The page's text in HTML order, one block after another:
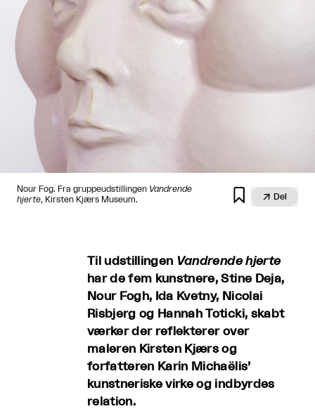
Nour Fog. Fra gruppeudstillingen Vandrende
hjerte, Kirsten Kjærs Museum.   Del
Til udstillingen Vandrende hjerte
har de fem kunstnere, Stine Deja,
Nour Fogh, Ida Kvetny, Nicolai
Risbjerg og Hannah Toticki, skabt
værker der reflekterer over
maleren Kirsten Kjærs og
forfatteren Karin Michaëlis’
kunstneriske virke og indbyrdes
relation.